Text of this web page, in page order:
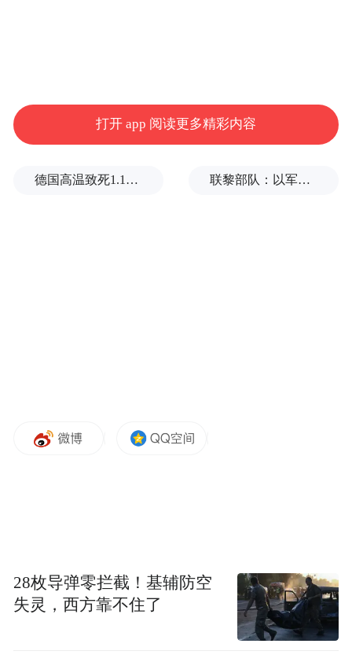
打开 app 阅读更多精彩内容
德国高温致死1.19万人，为2016年来最高纪录 联黎部队：以军单日向黎发射113枚炮弹
28枚导弹零拦截！基辅防空
失灵，西方靠不住了